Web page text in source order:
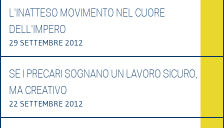
L'INATTESO MOVIMENTO NEL CUORE
DELL'IMPERO
29 SETTEMBRE 2012
SE I PRECARI SOGNANO UN LAVORO SICURO,
MA CREATIVO
22 SETTEMBRE 2012